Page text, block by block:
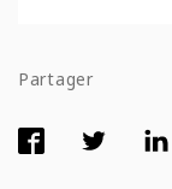
Partager